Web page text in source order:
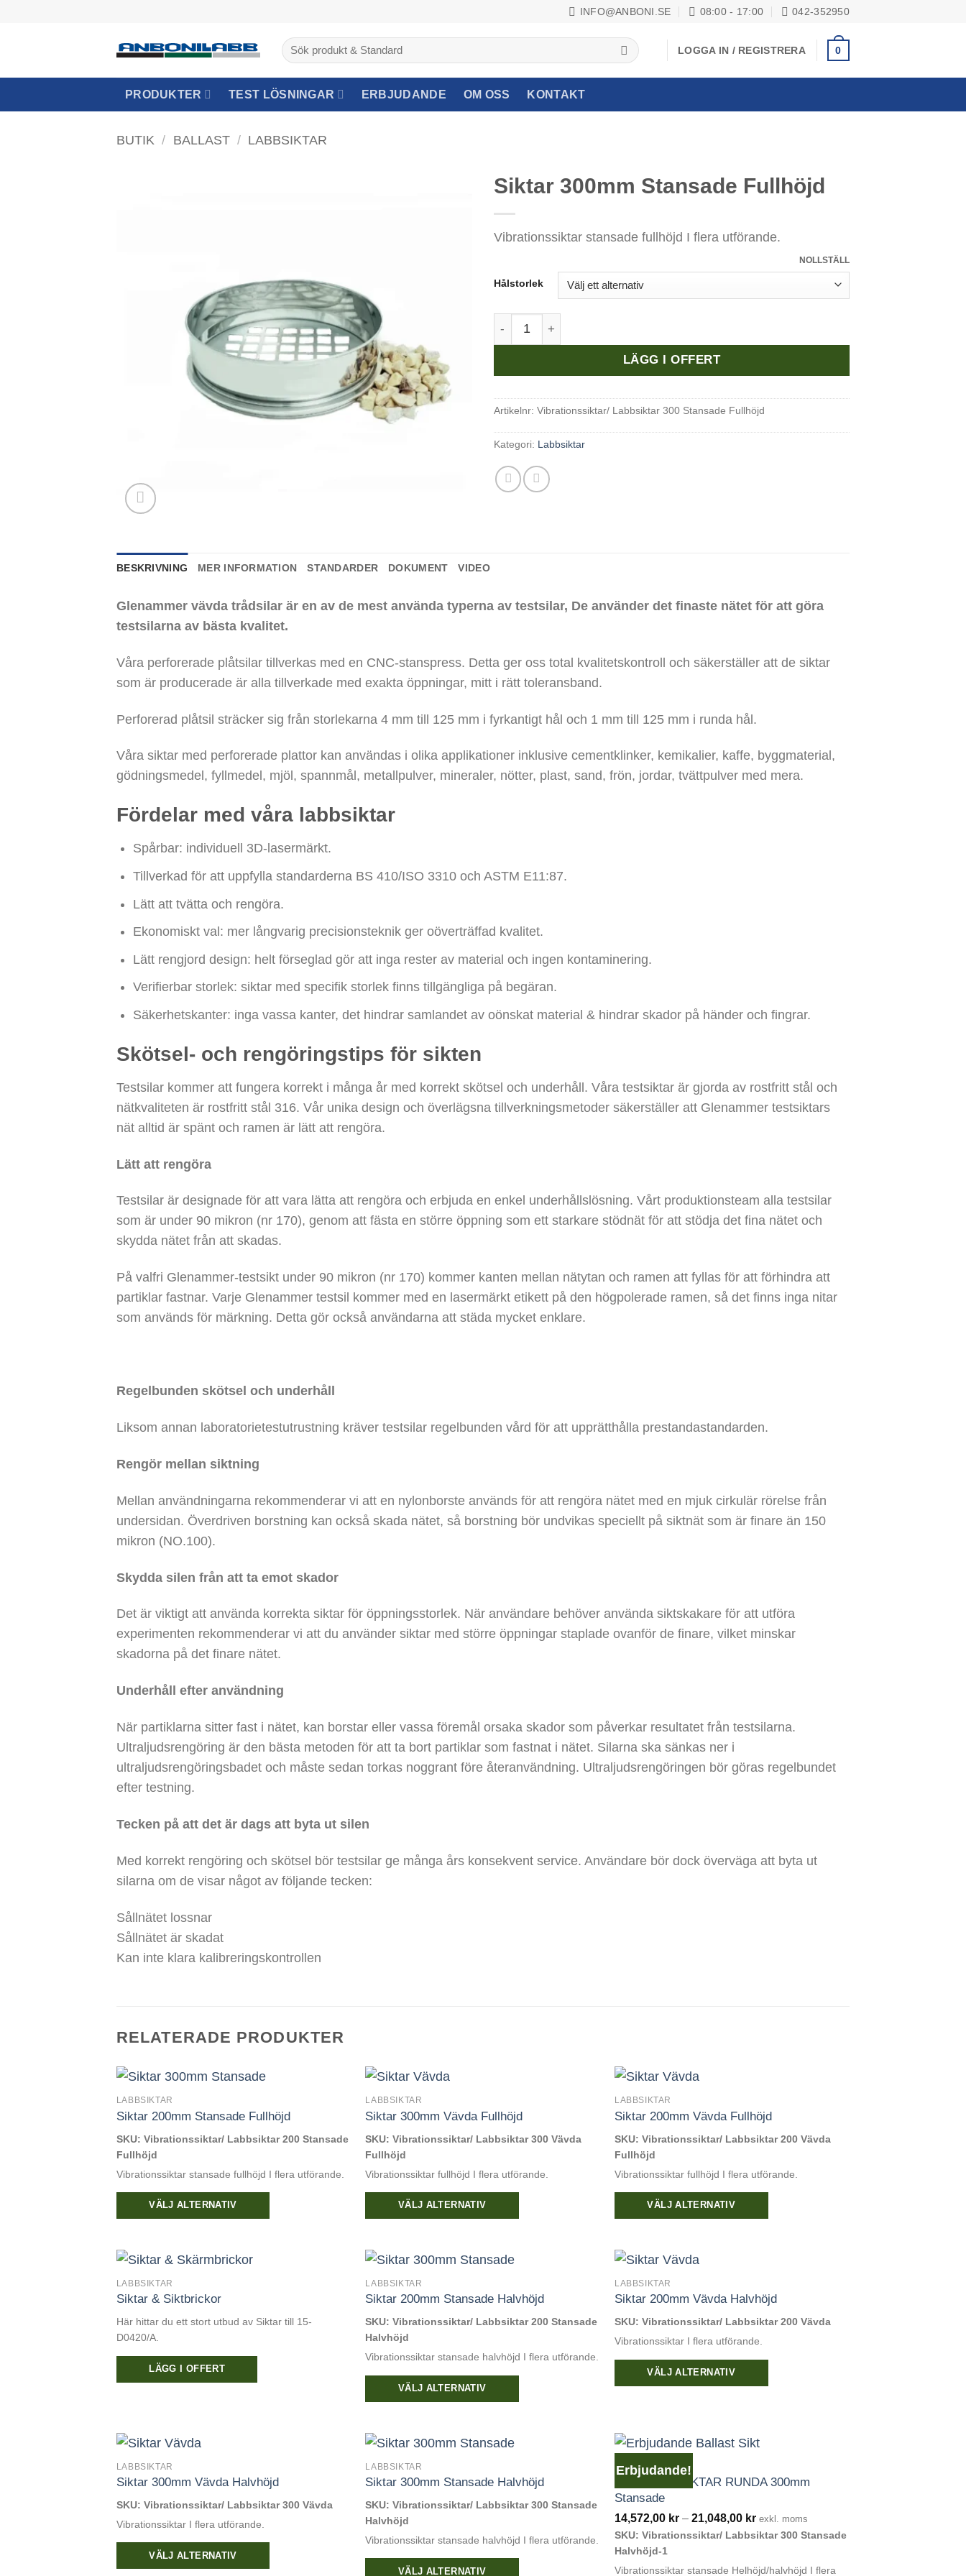
INFO@ANBONI.SE 08:00 - 17:00 042-352950
Sök
efter:
LOGGA IN / REGISTRERA 0
PRODUKTER TEST LÖSNINGAR ERBJUDANDE OM OSS KONTAKT
BUTIK / BALLAST / LABBSIKTAR
Siktar 300mm Stansade Fullhöjd
Vibrationssiktar stansade fullhöjd I flera utförande.
Hålstorlek
NOLLSTÄLL
Siktar 300mm Stansade Fullhöjd mängd
LÄGG I OFFERT
Artikelnr: Vibrationssiktar/ Labbsiktar 300 Stansade Fullhöjd
Kategori: Labbsiktar
BESKRIVNING MER INFORMATION STANDARDER DOKUMENT VIDEO
Glenammer vävda trådsilar är en av de mest använda typerna av testsilar, De använder det finaste nätet för att göra
testsilarna av bästa kvalitet.
Våra perforerade plåtsilar tillverkas med en CNC-stanspress. Detta ger oss total kvalitetskontroll och säkerställer att de siktar
som är producerade är alla tillverkade med exakta öppningar, mitt i rätt toleransband.
Perforerad plåtsil sträcker sig från storlekarna 4 mm till 125 mm i fyrkantigt hål och 1 mm till 125 mm i runda hål.
Våra siktar med perforerade plattor kan användas i olika applikationer inklusive cementklinker, kemikalier, kaffe, byggmaterial,
gödningsmedel, fyllmedel, mjöl, spannmål, metallpulver, mineraler, nötter, plast, sand, frön, jordar, tvättpulver med mera.
Fördelar med våra labbsiktar
Spårbar: individuell 3D-lasermärkt.
Tillverkad för att uppfylla standarderna BS 410/ISO 3310 och ASTM E11:87.
Lätt att tvätta och rengöra.
Ekonomiskt val: mer långvarig precisionsteknik ger oöverträffad kvalitet.
Lätt rengjord design: helt förseglad gör att inga rester av material och ingen kontaminering.
Verifierbar storlek: siktar med specifik storlek finns tillgängliga på begäran.
Säkerhetskanter: inga vassa kanter, det hindrar samlandet av oönskat material & hindrar skador på händer och fingrar.
Skötsel- och rengöringstips för sikten
Testsilar kommer att fungera korrekt i många år med korrekt skötsel och underhåll. Våra testsiktar är gjorda av rostfritt stål och
nätkvaliteten är rostfritt stål 316. Vår unika design och överlägsna tillverkningsmetoder säkerställer att Glenammer testsiktars
nät alltid är spänt och ramen är lätt att rengöra.
Lätt att rengöra
Testsilar är designade för att vara lätta att rengöra och erbjuda en enkel underhållslösning. Vårt produktionsteam alla testsilar
som är under 90 mikron (nr 170), genom att fästa en större öppning som ett starkare stödnät för att stödja det fina nätet och
skydda nätet från att skadas.
På valfri Glenammer-testsikt under 90 mikron (nr 170) kommer kanten mellan nätytan och ramen att fyllas för att förhindra att
partiklar fastnar. Varje Glenammer testsil kommer med en lasermärkt etikett på den högpolerade ramen, så det finns inga nitar
som används för märkning. Detta gör också användarna att städa mycket enklare.
Regelbunden skötsel och underhåll
Liksom annan laboratorietestutrustning kräver testsilar regelbunden vård för att upprätthålla prestandastandarden.
Rengör mellan siktning
Mellan användningarna rekommenderar vi att en nylonborste används för att rengöra nätet med en mjuk cirkulär rörelse från
undersidan. Överdriven borstning kan också skada nätet, så borstning bör undvikas speciellt på siktnät som är finare än 150
mikron (NO.100).
Skydda silen från att ta emot skador
Det är viktigt att använda korrekta siktar för öppningsstorlek. När användare behöver använda siktskakare för att utföra
experimenten rekommenderar vi att du använder siktar med större öppningar staplade ovanför de finare, vilket minskar
skadorna på det finare nätet.
Underhåll efter användning
När partiklarna sitter fast i nätet, kan borstar eller vassa föremål orsaka skador som påverkar resultatet från testsilarna.
Ultraljudsrengöring är den bästa metoden för att ta bort partiklar som fastnat i nätet. Silarna ska sänkas ner i
ultraljudsrengöringsbadet och måste sedan torkas noggrant före återanvändning. Ultraljudsrengöringen bör göras regelbundet
efter testning.
Tecken på att det är dags att byta ut silen
Med korrekt rengöring och skötsel bör testsilar ge många års konsekvent service. Användare bör dock överväga att byta ut
silarna om de visar något av följande tecken:
Sållnätet lossnar
Sållnätet är skadat
Kan inte klara kalibreringskontrollen
RELATERADE PRODUKTER
LABBSIKTAR
Siktar 200mm Stansade Fullhöjd
SKU: Vibrationssiktar/ Labbsiktar 200 Stansade
Fullhöjd
Vibrationssiktar stansade fullhöjd I flera utförande.
VÄLJ ALTERNATIV
produkten
har
flera
varianter.
De
alternativen
produktsidan
LABBSIKTAR
Siktar 300mm Vävda Fullhöjd
SKU: Vibrationssiktar/ Labbsiktar 300 Vävda
Fullhöjd
Vibrationssiktar fullhöjd I flera utförande.
VÄLJ ALTERNATIV
produkten
har
flera
varianter.
De
olika
produktsidan
LABBSIKTAR
Siktar 200mm Vävda Fullhöjd
SKU: Vibrationssiktar/ Labbsiktar 200 Vävda
Fullhöjd
Vibrationssiktar fullhöjd I flera utförande.
VÄLJ ALTERNATIV
produkten
har
flera
varianter.
De
alternativen
kan
produktsidan
LABBSIKTAR
Siktar & Siktbrickor
Här hittar du ett stort utbud av Siktar till 15-
D0420/A.
LÄGG I OFFERT
LABBSIKTAR
Siktar 200mm Stansade Halvhöjd
SKU: Vibrationssiktar/ Labbsiktar 200 Stansade
Halvhöjd
Vibrationssiktar stansade halvhöjd I flera utförande.
VÄLJ ALTERNATIV
produkten
har
flera
varianter.
De
olika
LABBSIKTAR
Siktar 200mm Vävda Halvhöjd
SKU: Vibrationssiktar/ Labbsiktar 200 Vävda
Vibrationssiktar I flera utförande.
VÄLJ ALTERNATIV
produkten
har
flera
De
olika
alternativen
kan
LABBSIKTAR
Siktar 300mm Vävda Halvhöjd
SKU: Vibrationssiktar/ Labbsiktar 300 Vävda
Vibrationssiktar I flera utförande.
VÄLJ ALTERNATIV
LABBSIKTAR
Siktar 300mm Stansade Halvhöjd
SKU: Vibrationssiktar/ Labbsiktar 300 Stansade
Halvhöjd
Vibrationssiktar stansade halvhöjd I flera utförande.
VÄLJ ALTERNATIV
Erbjudande!
ERBJUDANDE
SPALT/FLISSIKTAR RUNDA 300mm
Stansade
14,572,00 kr – 21,048,00 krPrisintervall:
till
exkl. moms
SKU: Vibrationssiktar/ Labbsiktar 300 Stansade
Halvhöjd-1
Vibrationssiktar stansade Helhöjd/halvhöjd I flera